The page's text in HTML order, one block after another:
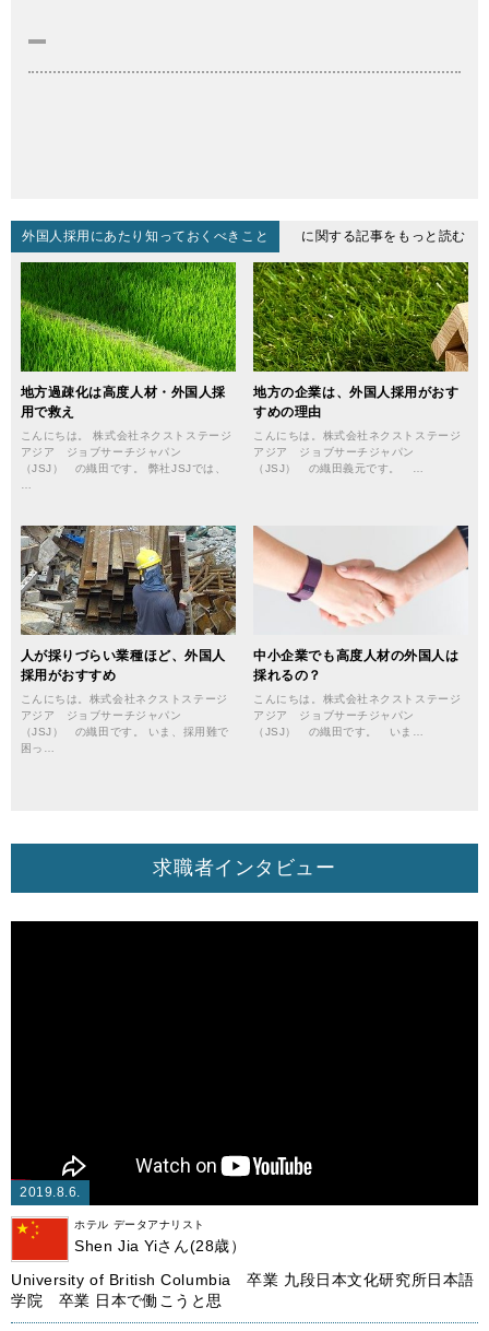
外国人採用にあたり知っておくべきこと に関する記事をもっと読む
地方過疎化は高度人材・外国人採
用で救え
こんにちは。 株式会社ネクストステージ
アジア ジョブサーチジャパン
（JSJ） の織田です。 弊社JSJでは、
地方の企業は、外国人採用がおす
すめの理由
こんにちは。株式会社ネクストステージ
アジア ジョブサーチジャパン
（JSJ） の織田義元です。 …
人が採りづらい業種ほど、外国人
採用がおすすめ
こんにちは。株式会社ネクストステージ
アジア ジョブサーチジャパン
（JSJ） の織田です。 いま、採用難で
困っ…
中小企業でも高度人材の外国人は
採れるの？
こんにちは。株式会社ネクストステージ
アジア ジョブサーチジャパン
（JSJ） の織田です。 いま…
求職者インタビュー
2019.8.6.
ホテル データアナリスト
Shen Jia Yiさん(28歳）
University of British Columbia 卒業 九段日本文化研究所日本語
学院 卒業 日本で働こうと思